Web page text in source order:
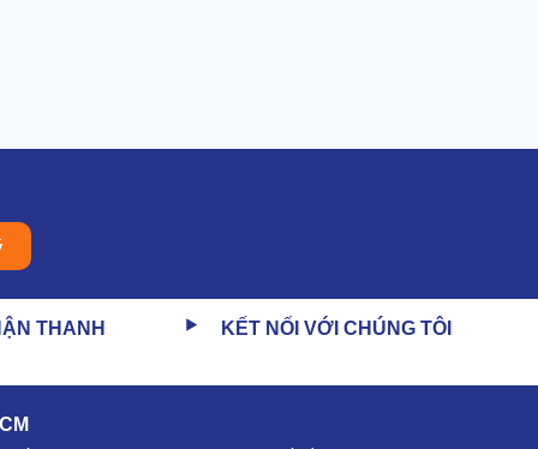
THANH
KẾT NỐI VỚI CHÚNG TÔI